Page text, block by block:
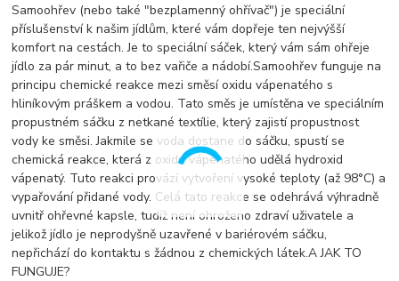
Samoohřev (nebo také "bezplamenný ohřívač") je speciální
příslušenství k našim jídlům, které vám dopřeje ten nejvýšší
komfort na cestách. Je to speciální sáček, který vám sám ohřeje
jídlo za pár minut, a to bez vařiče a nádobí.Samoohřev funguje na
principu chemické reakce mezi směsí oxidu vápenatého s
hliníkovým práškem a vodou. Tato směs je umístěna ve speciálním
propustném sáčku z netkané textílie, který zajistí propustnost
vody ke směsi. Jakmile se voda dostane do sáčku, spustí se
chemická reakce, která z oxidu vápenatého udělá hydroxid
vápenatý. Tuto reakci provází vytvoření vysoké teploty (až 98°C) a
vypařování přidané vody. Celá tato reakce se odehrává výhradně
uvnitř ohřevné kapsle, tudíž není ohroženo zdraví uživatele a
jelikož jídlo je neprodyšně uzavřené v bariérovém sáčku,
nepřichází do kontaktu s žádnou z chemických látek.A JAK TO
FUNGUJE?